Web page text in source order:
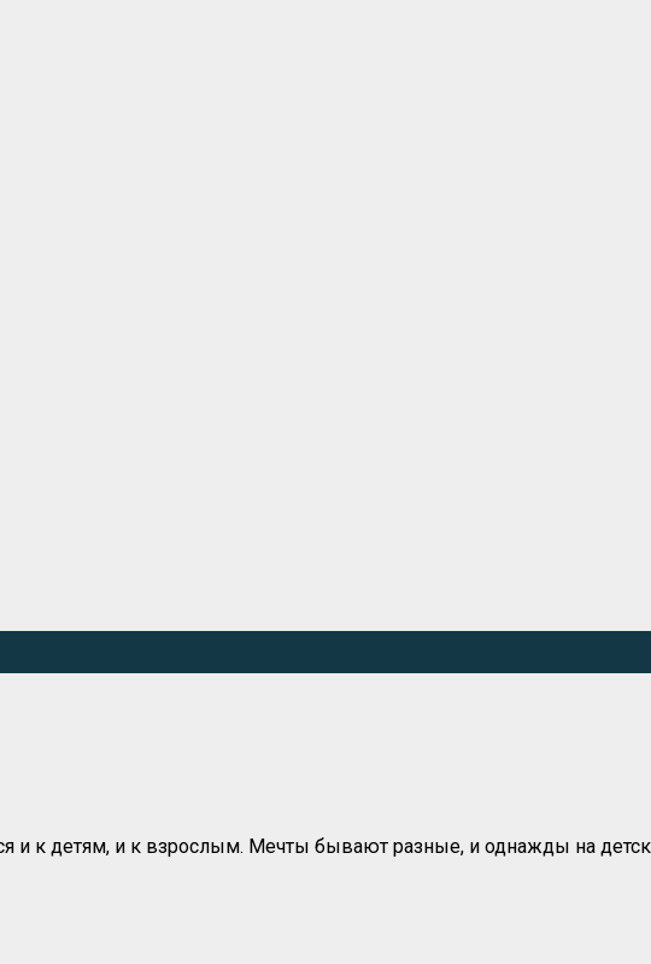
и к детям, и к взрослым. Мечты бывают разные, и однажды на